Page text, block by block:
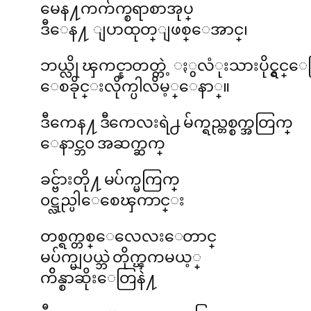
မေန႔ကက်က္စရာစာအုပ္
ဒီေန႔ ျပာထုတ္ျဖစ္ေအာင္၊
ဘယ္လို ၾကင္နာတတ္တဲ့ ႏွလံုးသားပိုင္ရွင္
ေစခိုင္းလိုက္ပါလိမ့္ေနာ္။
ဒီကေန႔ ဒီကေလးရဲ႕ မ်က္ရည္တစ္စက္အတြက္
ေနာင္ဘ၀ အဆက္ဆက္
ခင္ဗ်ားတို႔ မပ်က္မကြက္
၀ဋ္လည္ပါေစေၾကာင္း
တစ္ရက္တစ္ေလေလးေတာင္
မပ်က္မျပယ္ဘဲ တိုက္ၾကမယ့္
က်ိန္စာဆိုးေတြနဲ႔